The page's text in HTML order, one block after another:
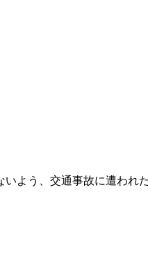
よう、交通事故に遭われ